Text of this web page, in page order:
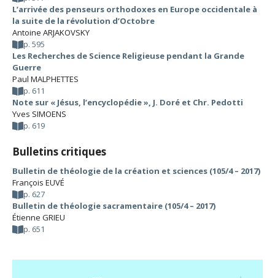
L’arrivée des penseurs orthodoxes en Europe occidentale à
la suite de la révolution d’Octobre
Antoine ARJAKOVSKY
p. 595
Les Recherches de Science Religieuse pendant la Grande
Guerre
Paul MALPHETTES
p. 611
Note sur « Jésus, l’encyclopédie », J. Doré et Chr. Pedotti
Yves SIMOENS
p. 619
Bulletins critiques
Bulletin de théologie de la création et sciences (105/4 – 2017)
François EUVÉ
p. 627
Bulletin de théologie sacramentaire (105/4 – 2017)
Étienne GRIEU
p. 651